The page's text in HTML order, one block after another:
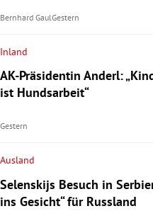
Bernhard GaulGestern
Inland
AK-Präsidentin Anderl:
ist Hundsarbeit“
Gestern
Ausland
Selenskijs Besuch in
ins Gesicht“ für Russland